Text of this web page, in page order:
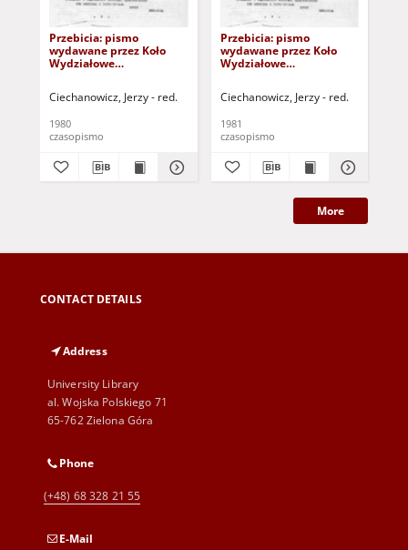
Przebicia: pismo
wydawane przez Koło
Wydziałowe
Elektrycznego
Warszawskiej, nr 4
(20.12.80 r.)
Ciechanowicz, Jerzy - red.
1980
czasopismo
Przebicia: pismo
wydawane przez Koło
Wydziałowe
Elektrycznego
Warszawskiej, nr 5
(6.01.81 r.)
Ciechanowicz, Jerzy - red.
1981
czasopismo
More
CONTACT DETAILS
Address
University Library
al. Wojska Polskiego 71
65-762 Zielona Góra
Phone
(+48) 68 328 21 55
E-Mail